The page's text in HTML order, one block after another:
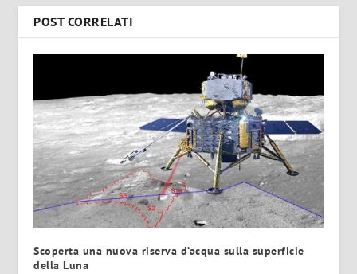
POST CORRELATI
Scoperta una nuova riserva d’acqua sulla superficie
della Luna